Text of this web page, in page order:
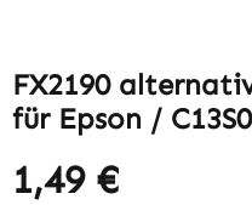
FX2190
für Epson /
Regulärer Preis:
1,49 €